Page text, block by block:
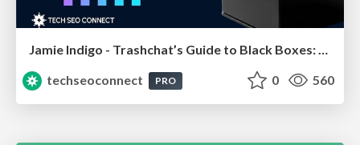
Jamie Indigo - Trashchat’s Guide to Black Boxes: Technical SEO Tactics for LLMs
techseoconnect
PRO 0 560